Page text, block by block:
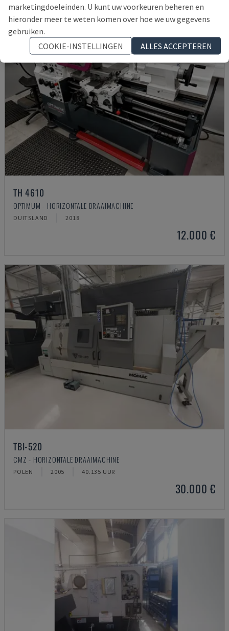
TH 4610
OPTIMUM - HORIZONTALE DRAAIMACHINE
DUITSLAND 2018
12.000 €
TBI-520
CMZ - HORIZONTALE DRAAIMACHINE
POLEN 2005 40.135 UUR
30.000 €
marketingdoeleinden. U kunt uw voorkeuren beheren en
hieronder meer te weten komen over hoe we uw gegevens
gebruiken.
COOKIE-INSTELLINGEN
ALLES ACCEPTEREN